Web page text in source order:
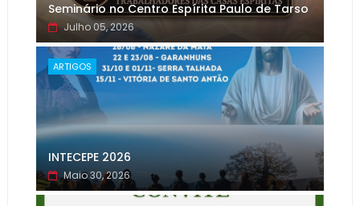
Seminário no Centro Espírita Paulo de Tarso
Julho 05, 2026
ARTIGOS
INTECEPE 2026
Maio 30, 2026